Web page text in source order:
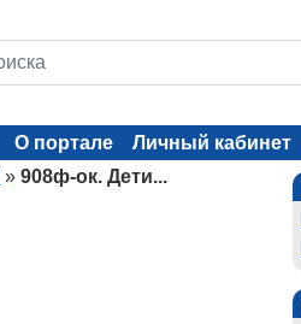
О портале
Личный кабинет
» 908ф-ок. Дети...